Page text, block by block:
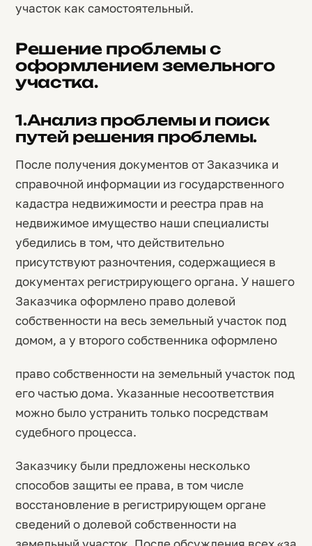
участок как самостоятельный.
Решение проблемы с
оформлением земельного
участка.
1.Анализ проблемы и поиск
путей решения проблемы.
После получения документов от Заказчика и
справочной информации из государственного
кадастра недвижимости и реестра прав на
недвижимое имущество наши специалисты
убедились в том, что действительно
присутствуют разночтения, содержащиеся в
документах регистрирующего органа. У нашего
Заказчика оформлено право долевой
собственности на весь земельный участок под
домом, а у второго собственника оформлено
право собственности на земельный участок под
его частью дома. Указанные несоответствия
можно было устранить только посредствам
судебного процесса.
Заказчику были предложены несколько
способов защиты ее права, в том числе
восстановление в регистрирующем органе
сведений о долевой собственности на